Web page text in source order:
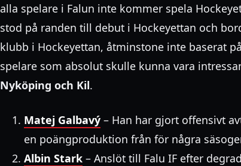
alla spelare i Falun inte kommer spela
stod på randen till debut i Hockeyettan och
klubb i Hockeyettan, åtminstone inte baserat
spelare som absolut skulle kunna vara
Nyköping och Kil.
Matej Galbavý – Han har gjort offensivt
en poängproduktion från för några
Albin Stark – Anslöt till Falu IF efter